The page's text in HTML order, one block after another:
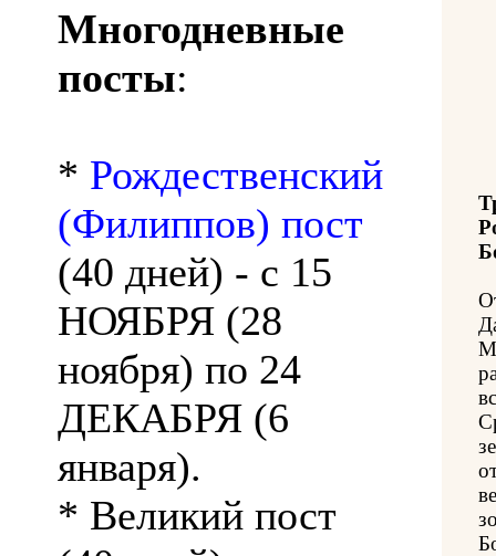
Многодневные
посты:
* Рождественский
(Филиппов) пост
(40 дней) - с 15
НОЯБРЯ (28
ноября) по 24
ДЕКАБРЯ (6
января).
* Великий пост